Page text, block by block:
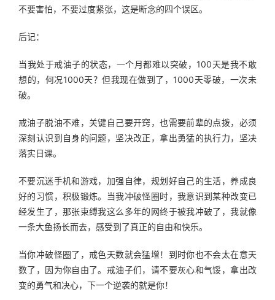
不要害怕，不要过度紧张，这是断念的四个误区。
后记：
当我处于戒油子的状态，一个月都难以突破，100天是我不敢
想的，何况1000天？但我现在做到了，1000天零破，一次未
破。
戒油子脱油不难，关键自己要开窍，也需要前辈的点拨，必须
深刻认识到自身的问题，坚决改正，拿出勇猛的执行力，坚决
落实日课。
不要沉迷手机和游戏，加强自律，规划好自己的生活，养成良
好的习惯，积极锻炼。当我冲破怪圈时，我意识到某种改变已
经发生了，那张束缚我这么多年的网终于被我冲破了，我就像
一条大鱼扬长而去，感受到了真正的自由和快乐。
当你冲破怪圈了，戒色天数就会猛增！到时你也不会太在意天
数了，因为你自由了。戒油子们，请不要灰心和气馁，拿出改
变的勇气和决心，下一个逆袭的就是你！